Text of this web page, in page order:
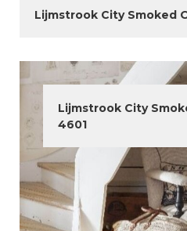
Lijmstrook City Smoked
Lijmstrook City
4601